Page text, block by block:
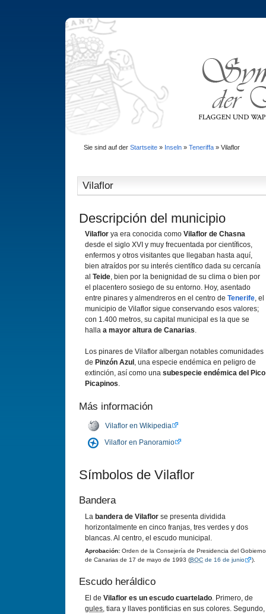
Sie sind auf der Startseite» Inseln» Teneriffa» Vilaflor
Vilaflor
Descripción del municipio
Vilaflor ya era conocida como Vilaflor de Chasna
desde el siglo XVI y muy frecuentada por cientí­ficos,
enfermos y otros visitantes que llegaban hasta aquí­,
bien atraí­dos por su interés cientí­fico dada su cercaní­a
al Teide, bien por la benignidad de su clima o bien por
el placentero sosiego de su entorno. Hoy, asentado
entre pinares y almendreros en el centro de Tenerife, el
municipio de Vilaflor sigue conservando esos valores;
con 1.400 metros, su capital municipal es la que se
halla a mayor altura de Canarias.
Los pinares de Vilaflor albergan notables comunidades
de Pinzón Azul , una especie endémica en peligro de
extinción, así­ como una subespecie endémica del Pico
Picapinos.
Más información
Vilaflor en Wikipedia
Vilaflor en Panoramio
Sí­mbolos de Vilaflor
Bandera
La bandera de Vilaflor se presenta dividida
horizontalmente en cinco franjas, tres verdes y dos
blancas. Al centro, el escudo municipal.
Aprobación: Orden de la Consejerí­a de Presidencia del Gobierno
de Canarias de 17 de mayo de 1993 (BOC de 16 de junio ).
Escudo heráldico
El de Vilaflor es un escudo cuartelado. Primero, de
gules, tiara y llaves pontificias en sus colores. Segundo,